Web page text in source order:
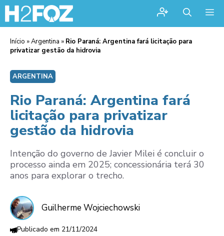
Início »Argentina » Rio Paraná: Argentina fará licitação para
privatizar gestão da hidrovia
ARGENTINA
Rio Paraná: Argentina fará
licitação para privatizar
gestão da hidrovia
Intenção do governo de Javier Milei é concluir o
processo ainda em 2025; concessionária terá 30
anos para explorar o trecho.
Guilherme Wojciechowski
21/11/2024